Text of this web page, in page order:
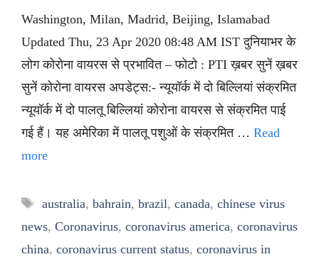
Washington, Milan, Madrid, Beijing, Islamabad
Updated Thu, 23 Apr 2020 08:48 AM IST दुनियाभर के
लोग कोरोना वायरस से प्रभावित – फोटो : PTI ख़बर सुनें ख़बर
सुनें कोरोना वायरस अपडेट्स:- न्यूयॉर्क में दो बिल्लियां संक्रमित
न्यूयॉर्क में दो पालतू बिल्लियां कोरोना वायरस से संक्रमित पाई
गई हैं। यह अमेरिका में पालतू पशुओं के संक्रमित … Read
more
Tags
australia, bahrain, brazil, canada, chinese virus
news, Coronavirus, coronavirus america, coronavirus
china, coronavirus current status, coronavirus in